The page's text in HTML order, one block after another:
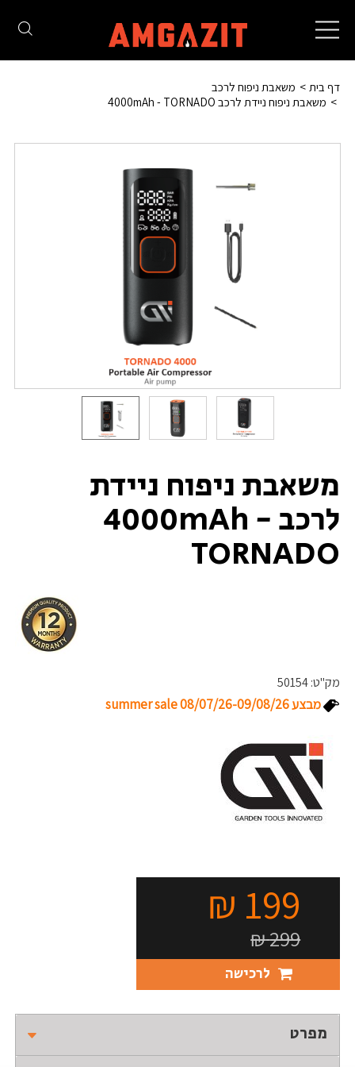
Toggle
navigation
דף בית
משאבת ניפוח לרכב
משאבת ניפוח ניידת לרכב 4000mAh - TORNADO
משאבת ניפוח ניידת
לרכב 4000mAh -
TORNADO
מק"ט:50154
מבצע summer sale 08/07/26-09/08/26
199
₪
299
₪
לרכישה
מפרט